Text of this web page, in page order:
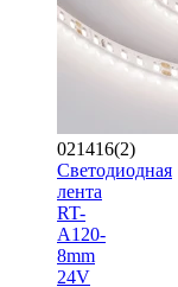
021416(2)
Светодиодная
лента
RT-
A120-
8mm
24V